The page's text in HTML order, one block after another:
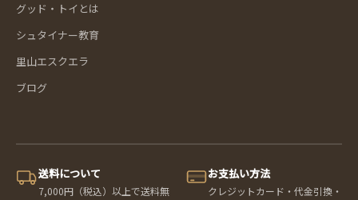
グッド・トイとは
シュタイナー教育
里山エスクエラ
ブログ
送料について
7,000円（税込）以上で送料無
お支払い方法
クレジットカード・代金引換・